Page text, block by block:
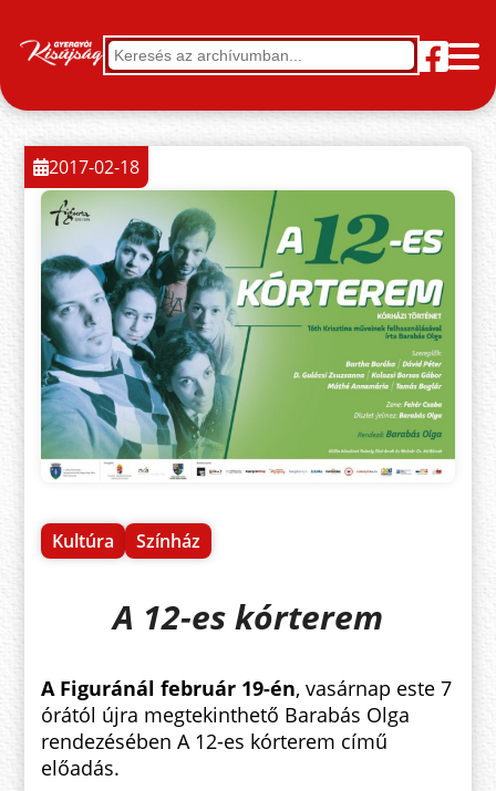
Kultúra Színház
2017-02-18
A 12-es kórterem
A Figuránál február 19-én, vasárnap este 7
órától újra megtekinthető Barabás Olga
rendezésében A 12-es kórterem című
előadás.